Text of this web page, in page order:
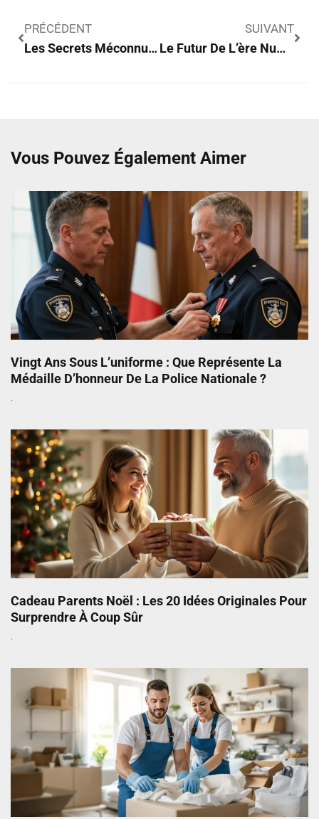
PRÉCÉDENT
Les Secrets Méconnus Pour Faire Décoller Votre Entreprise En Un Temps Record
SUIVANT
Le Futur De L’ère Numérique : Ce Que Vous Ne Savez Pas Encore !
Vous Pouvez Également Aimer
Vingt Ans Sous L’uniforme : Que Représente La
Médaille D’honneur De La Police Nationale ?
Cadeau Parents Noël : Les 20 Idées Originales Pour
Surprendre À Coup Sûr